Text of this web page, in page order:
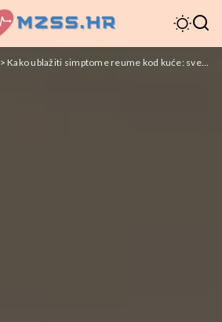
>Kako ublažiti simptome reume kod kuće: sveobuhvatni vodič